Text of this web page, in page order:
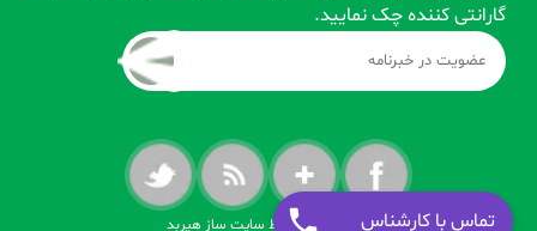
تماس با کارشناس
گارانتی کننده چک نمایید.
طراحی شده توسط سایت ساز هیربد